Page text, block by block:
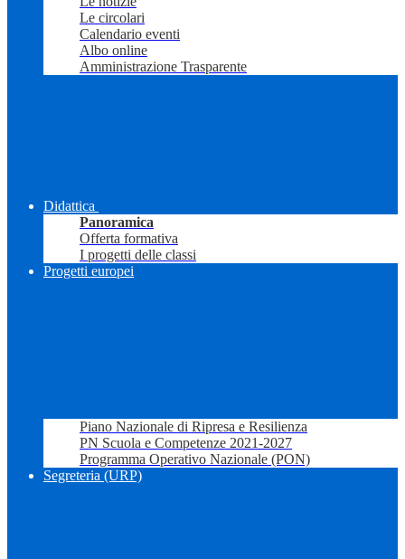
Le circolari
Calendario eventi
Albo online
Amministrazione Trasparente
Didattica
Panoramica
Offerta formativa
I progetti delle classi
Progetti europei
Piano Nazionale di Ripresa e Resilienza
PN Scuola e Competenze 2021-2027
Programma Operativo Nazionale (PON)
Segreteria (URP)